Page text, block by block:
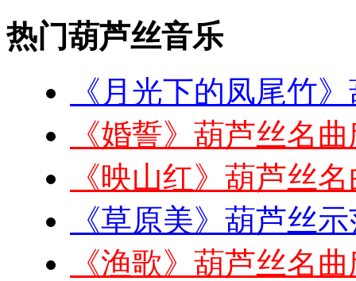
热门葫芦丝音乐
《月光下的凤尾竹
《婚誓》葫芦丝名
《映山红》葫芦丝
《草原美》葫芦丝
《渔歌》葫芦丝名